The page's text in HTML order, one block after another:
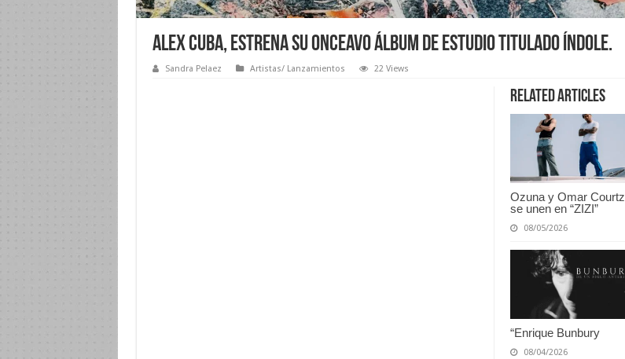
Alex Cuba, estrena su onceavo álbum de estudio titulado Índole.
Sandra Pelaez Artistas/ Lanzamientos 22 Views
Related Articles
Ozuna y Omar Courtz
se unen en “ZIZI”
08/05/2026
“Enrique Bunbury
08/04/2026